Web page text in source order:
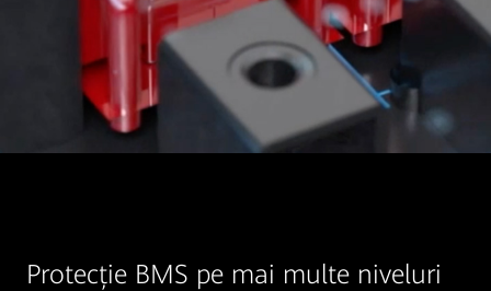
Protecție BMS pe mai multe niveluri